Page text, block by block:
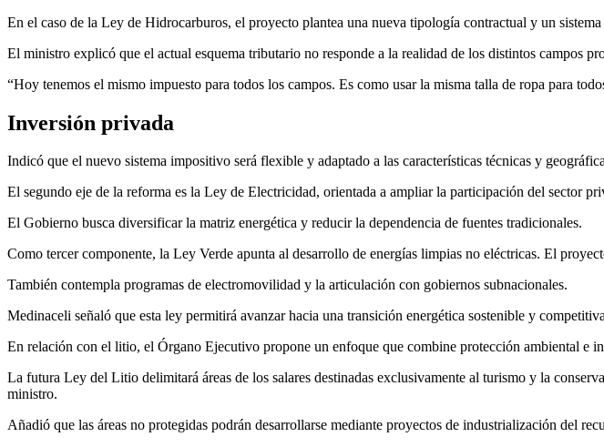
En el caso de la Ley de Hidrocarburos, el proyecto plantea una nueva tipología contractual y un
El ministro explicó que el actual esquema tributario no responde a la realidad de los distintos campos
“Hoy tenemos el mismo impuesto para todos los campos. Es como usar la misma talla de ropa para
Inversión privada
Indicó que el nuevo sistema impositivo será flexible y adaptado a las características técnicas y
El segundo eje de la reforma es la Ley de Electricidad, orientada a ampliar la participación del sector
El Gobierno busca diversificar la matriz energética y reducir la dependencia de fuentes tradicionales.
Como tercer componente, la Ley Verde apunta al desarrollo de energías limpias no eléctricas. El
También contempla programas de electromovilidad y la articulación con gobiernos subnacionales.
Medinaceli señaló que esta ley permitirá avanzar hacia una transición energética sostenible y
En relación con el litio, el Órgano Ejecutivo propone un enfoque que combine protección ambiental e
La futura Ley del Litio delimitará áreas de los salares destinadas exclusivamente al turismo y la
ministro.
Añadió que las áreas no protegidas podrán desarrollarse mediante proyectos de industrialización del